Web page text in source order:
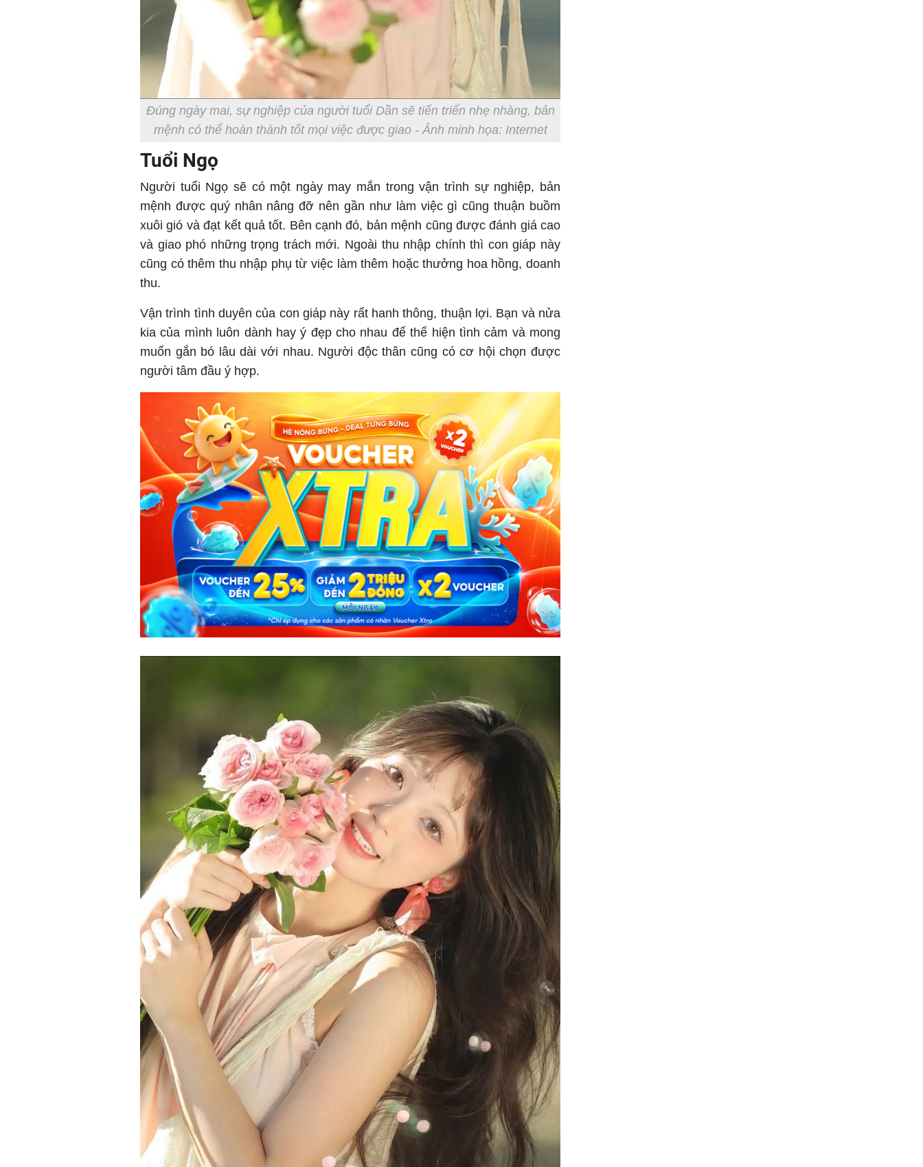
Đúng ngày mai, sự nghiệp của người tuổi Dần sẽ tiến triển nhẹ nhàng, bản
mệnh có thể hoàn thành tốt mọi việc được giao - Ảnh minh họa: Internet
Tuổi Ngọ
Người tuổi Ngọ sẽ có một ngày may mắn trong vận trình sự nghiệp, bản
mệnh được quý nhân nâng đỡ nên gần như làm việc gì cũng thuận buồm
xuôi gió và đạt kết quả tốt. Bên cạnh đó, bản mệnh cũng được đánh giá cao
và giao phó những trọng trách mới. Ngoài thu nhập chính thì con giáp này
cũng có thêm thu nhập phụ từ việc làm thêm hoặc thưởng hoa hồng, doanh
thu.
Vận trình tình duyên của con giáp này rất hanh thông, thuận lợi. Bạn và nửa
kia của mình luôn dành hay ý đẹp cho nhau để thể hiện tình cảm và mong
muốn gắn bó lâu dài với nhau. Người độc thân cũng có cơ hội chọn được
người tâm đầu ý hợp.